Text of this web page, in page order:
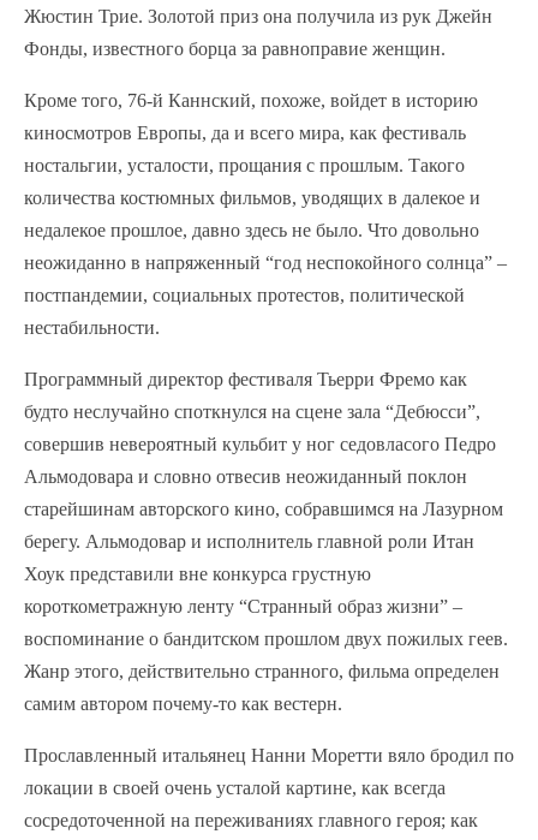
Жюстин Трие. Золотой приз она получила из рук Джейн
Фонды, известного борца за равноправие женщин.
Кроме того, 76-й Каннский, похоже, войдет в историю
киносмотров Европы, да и всего мира, как фестиваль
ностальгии, усталости, прощания с прошлым. Такого
количества костюмных фильмов, уводящих в далекое и
недалекое прошлое, давно здесь не было. Что довольно
неожиданно в напряженный “год неспокойного солнца” –
постпандемии, социальных протестов, политической
нестабильности.
Программный директор фестиваля Тьерри Фремо как
будто неслучайно споткнулся на сцене зала “Дебюсси”,
совершив невероятный кульбит у ног седовласого Педро
Альмодовара и словно отвесив неожиданный поклон
старейшинам авторского кино, собравшимся на Лазурном
берегу. Альмодовар и исполнитель главной роли Итан
Хоук представили вне конкурса грустную
короткометражную ленту “Странный образ жизни” –
воспоминание о бандитском прошлом двух пожилых геев.
Жанр этого, действительно странного, фильма определен
самим автором почему-то как вестерн.
Прославленный итальянец Нанни Моретти вяло бродил по
локации в своей очень усталой картине, как всегда
сосредоточенной на переживаниях главного героя; как